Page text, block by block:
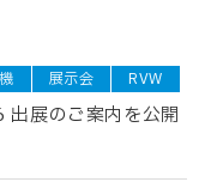
展示会 RVW
出展のご案内を公開